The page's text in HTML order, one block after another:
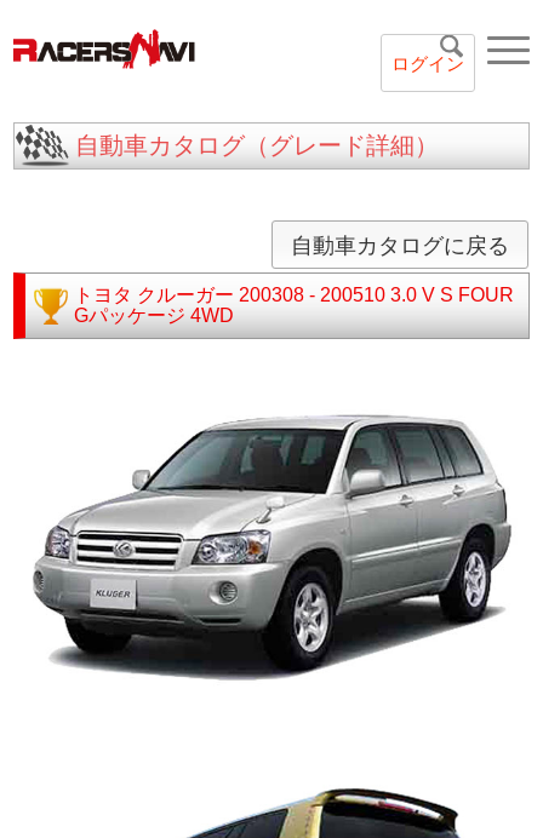
ログイン
自動車カタログ（グレード詳細）
自動車カタログに戻る
トヨタ クルーガー 200308 - 200510 3.0 V S FOUR
Gパッケージ 4WD